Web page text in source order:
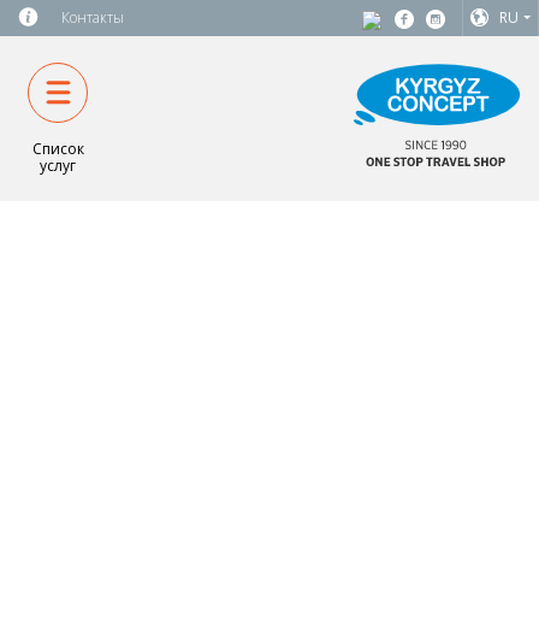
Контакты RU
Список
услуг